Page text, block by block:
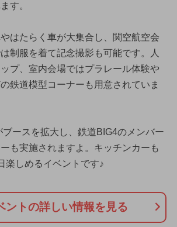
す。
はたらく車が大集合し、関空航空会
制服を着て記念撮影も可能です。人
プ、室内会場ではプラレール体験や
鉄道模型コーナーも用意されていま
ースを拡大し、鉄道BIG4のメンバー
も実施されますよ。キッチンカーも
楽しめるイベントです♪
ントの詳しい情報を見る